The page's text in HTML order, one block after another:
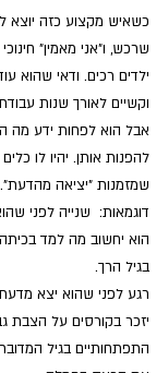
כשאיש מקצוע כזה יוצא
שרכש, ו"אני מאמין"
ילדים רכים. ודאי שהוא
וקשיים לאורך שנות
אבל הוא לפחות ידע מה
להפנות אותן. יהיו לו
שמזמנות "יציאה מהדעת".
דוגמאות:  שנייה לפני
הוא יחשוב מה למד
בגיל הרך.
רגע לפני שהוא יצא
יזכר בקורסים על הצבת
התפתחותיים בגיל